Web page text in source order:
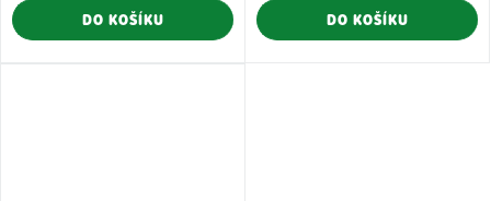
DO KOŠÍKU DO KOŠÍKU